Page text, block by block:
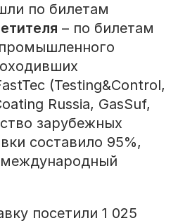
по билетам
– по билетам
(Testing&Control,
Russia, GasSuf,
зарубежных
составило 95%,
посетили 1 025